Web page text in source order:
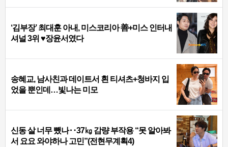
‘김부장’ 최대훈 아내, 미스코리아 善+미스 인터내
셔널 3위 ♥장윤서였다
송혜교, 남사친과 데이트서 흰 티셔츠+청바지 입
었을 뿐인데…빛나는 미모
신동 살 너무 뺐나‥37㎏ 감량 부작용 “못 알아봐
서 요요 와야하나 고민”(전현무계획4)